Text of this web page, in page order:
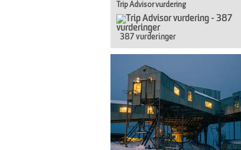
Trip Advisor vurdering
387 vurderinger